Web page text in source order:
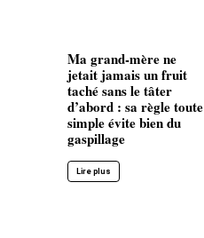
Ma grand-mère ne
jetait jamais un fruit
taché sans le tâter
d’abord : sa règle toute
simple évite bien du
gaspillage
Lire plus